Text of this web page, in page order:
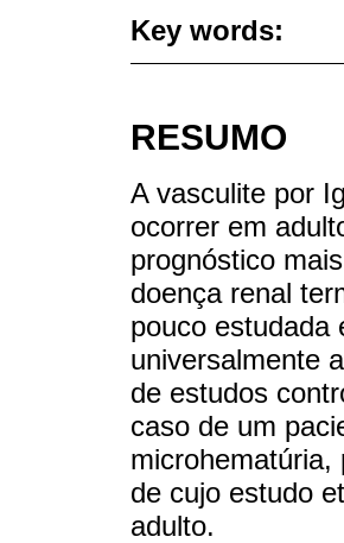
Key words:
RESUMO
A vasculite por
ocorrer em
prognóstico
doença renal
pouco estudada
universalmente
de estudos
caso de um
microhematúria,
de cujo estudo
adulto.